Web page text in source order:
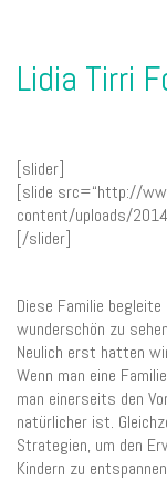
Lidia Tirri
[slider]
[slide src=“http://
content/uploads/
[/slider]
Diese Familie
wunderschön zu
Neulich erst hatten
Wenn man eine
man einerseits den
natürlicher ist.
Strategien, um den
Kindern zu